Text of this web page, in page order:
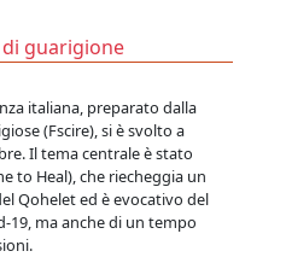
guarigione
italiana, preparato dalla
(Fscire), si è svolto a
Il tema centrale è stato
to Heal), che riecheggia un
Qohelet ed è evocativo del
19, ma anche di un tempo